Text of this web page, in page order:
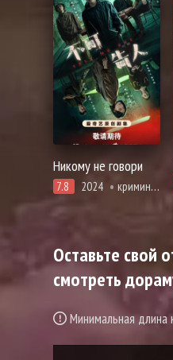
Никому не говори
7.8 2024 криминал, триллер
Оставьте свой
смотреть
Минимальная длина